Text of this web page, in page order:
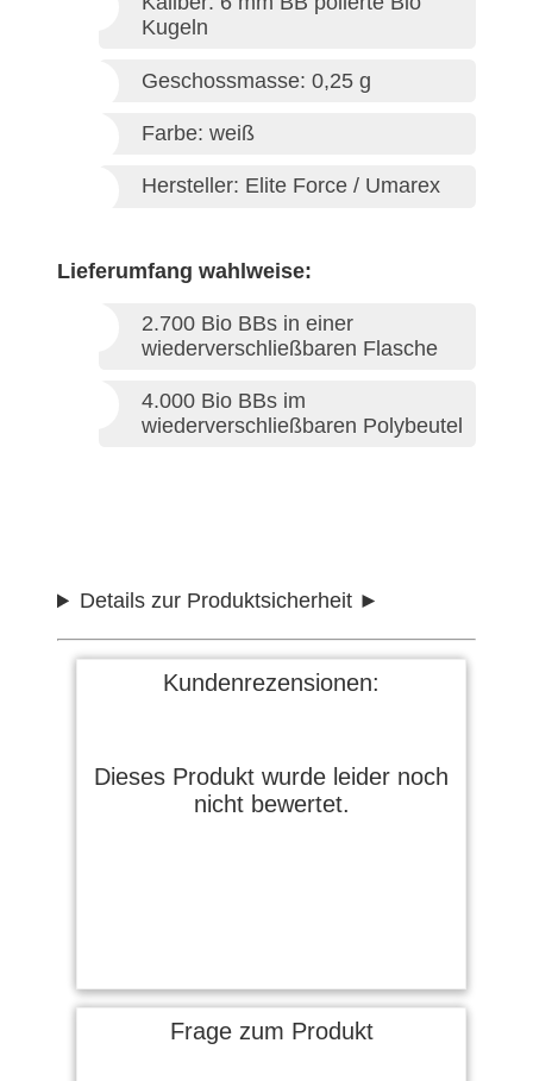
Kugeln
Geschossmasse: 0,25 g
Farbe: weiß
Hersteller: Elite Force / Umarex
Lieferumfang wahlweise:
2.700 Bio BBs in einer
wiederverschließbaren Flasche
4.000 Bio BBs im
wiederverschließbaren Polybeutel
Details zur Produktsicherheit
Kundenrezensionen:
Dieses Produkt wurde leider noch
nicht bewertet.
Frage zum Produkt